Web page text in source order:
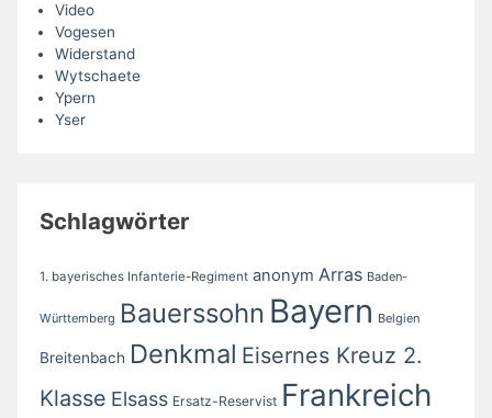
Video
Vogesen
Widerstand
Wytschaete
Ypern
Yser
Schlagwörter
1. bayerisches Infanterie-Regiment anonym Arras Baden-
Württemberg Bauerssohn Bayern Belgien
Breitenbach Denkmal Eisernes Kreuz 2.
Klasse Elsass Ersatz-Reservist Frankreich